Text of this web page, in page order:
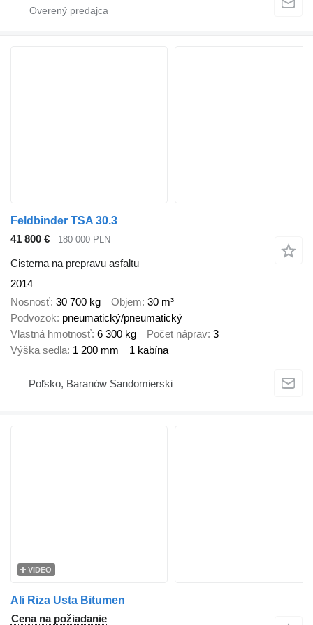
Feldbinder TSA 30.3
41 800 €
180 000 PLN
Cisterna na prepravu asfaltu
2014
Nosnosť 30 700 kg Objem 30 m³
Podvozok pneumatický/pneumatický
Vlastná hmotnosť 6 300 kg Počet náprav 3
Výška sedla 1 200 mm 1 kabína
Poľsko, Baranów Sandomierski
VIDEO
Ali Riza Usta Bitumen
Cena na požiadanie